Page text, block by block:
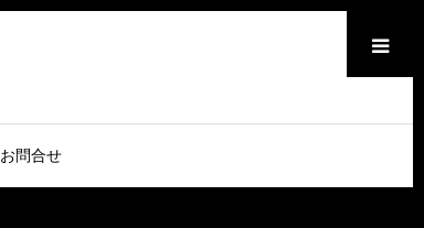
メニュー
お問合せ